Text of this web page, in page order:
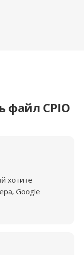
файл CPIO
хотите
Google